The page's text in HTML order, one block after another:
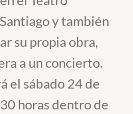
y también
su propia obra,
a un concierto.
el sábado 24 de
horas dentro de